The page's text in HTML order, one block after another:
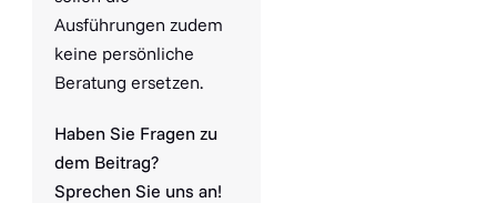
Ausführungen zudem
keine persönliche
Beratung ersetzen.
Haben Sie Fragen zu
dem Beitrag?
Sprechen Sie uns an!